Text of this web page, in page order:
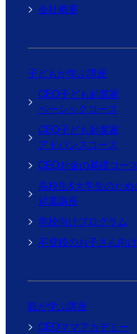
会社概要
子どもが学ぶ講座
CEO子ども起業家
ベーシックコース
CEO子ども起業家
アドバンスコース
CEOお金の基礎コース
高校生&大学生のため
起業講座
学校向けプログラム
不登校のお子さん向
親が学ぶ講座
CEOママアカデミー